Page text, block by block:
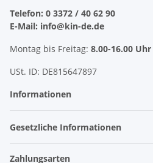
Telefon: 0 3372 / 40 62 90
E-Mail: info@kin-de.de
Montag bis Freitag: 8.00-16.00 Uhr
USt. ID: DE815647897
Informationen
Gesetzliche Informationen
Zahlungsarten